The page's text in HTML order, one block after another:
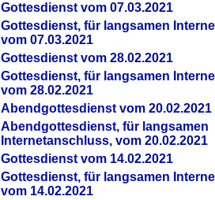
Gottesdienst vom 07.03.2021
Gottesdienst, für langsamen
vom 07.03.2021
Gottesdienst vom 28.02.2021
Gottesdienst, für langsamen
vom 28.02.2021
Abendgottesdienst vom 20.02.2021
Abendgottesdienst, für langsamen
Internetanschluss, vom 20.02.2021
Gottesdienst vom 14.02.2021
Gottesdienst, für langsamen
vom 14.02.2021